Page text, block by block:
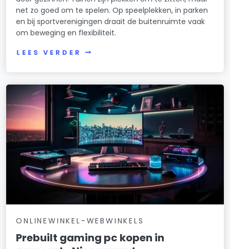
net zo goed om te spelen. Op speelplekken, in parken
en bij sportverenigingen draait de buitenruimte vaak
om beweging en flexibiliteit.
LEES VERDER
ONLINEWINKEL-WEBWINKELS
Prebuilt gaming pc kopen in